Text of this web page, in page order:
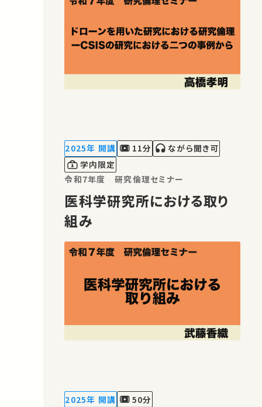
2025年 開講 11分
ながら聞き可
学内限定
令和7年度 研究倫理セミナー
医科学研究所における取り
組み
2025年 開講
50分